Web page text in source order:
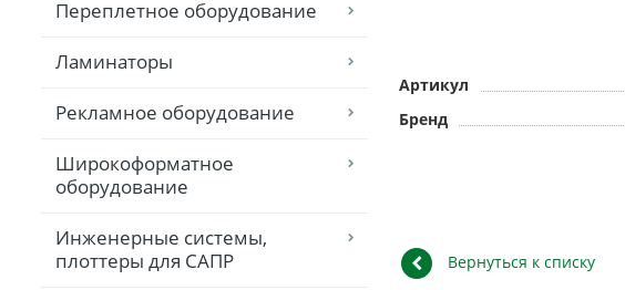
Переплетное оборудование
Ламинаторы
Рекламное оборудование
Широкоформатное
оборудование
Инженерные системы,
плоттеры для САПР
Артикул
Бренд
Вернуться к списку